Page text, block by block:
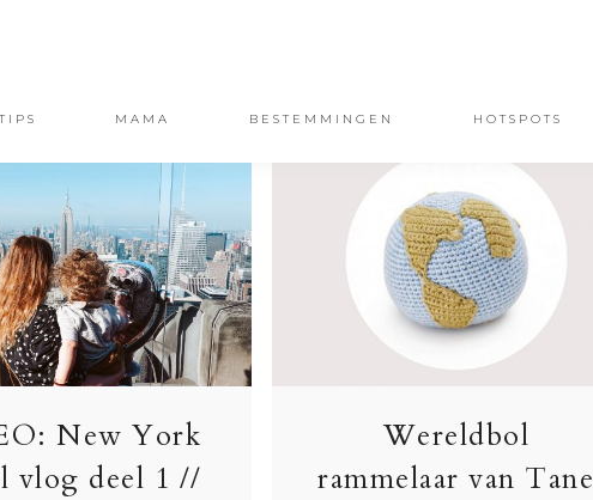
MAMA BESTEMMINGEN HOTSPOTS
New York
vlog deel 1 //
Wereldbol
rammelaar van Tane